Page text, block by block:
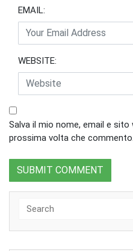
EMAIL:
WEBSITE:
Salva il mio nome, email e
prossima volta che commento.
Search